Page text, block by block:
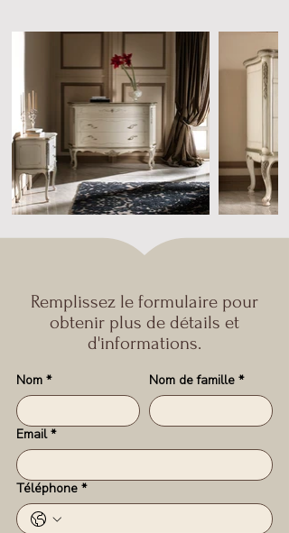
Remplissez le formulaire pour
obtenir plus de détails et
d'informations.
Nom * Nom de famille *
Email *
Téléphone *